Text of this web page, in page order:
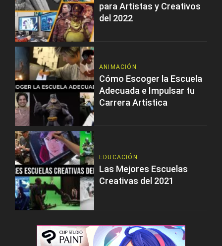
para Artistas y Creativos
del 2022
ANIMACIÓN
Cómo Escoger la Escuela
Adecuada e Impulsar tu
Carrera Artística
EDUCACIÓN
Las Mejores Escuelas
Creativas del 2021